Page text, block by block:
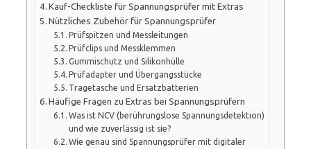
Kauf-Checkliste für Spannungsprüfer mit Extras
Nützliches Zubehör für Spannungsprüfer
Prüfspitzen und Messleitungen
Prüfclips und Messklemmen
Gummischutz und Silikonhülle
Prüfadapter und Übergangsstücke
Tragetasche und Ersatzbatterien
Häufige Fragen zu Extras bei Spannungsprüfern
Was ist NCV (berührungslose Spannungsdetektion)
und wie zuverlässig ist sie?
Wie genau sind Spannungsprüfer mit digitaler